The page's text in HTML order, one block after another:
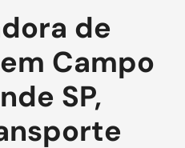
de
Campo
SP,